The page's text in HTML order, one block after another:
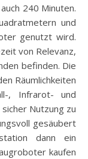
240 Minuten.
und
genutzt wird.
von Relevanz,
befinden. Die
Räumlichkeiten
, Infrarot- und
Nutzung zu
gesäubert
dann ein
kaufen